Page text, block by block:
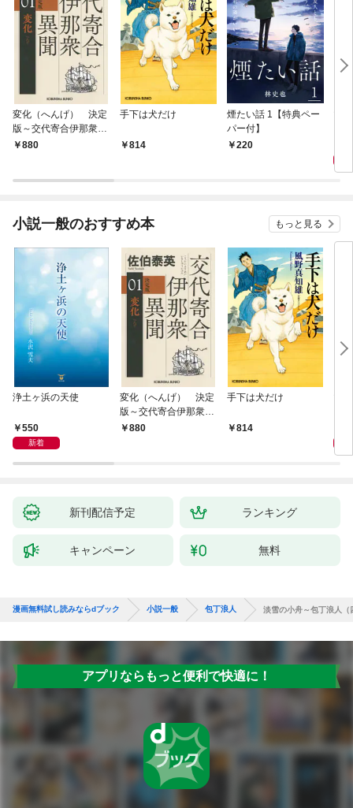
変化（へんげ） 決定
版～交代寄合伊那衆異
聞（1）～
880
手下は犬だけ
814
煙たい話 1【特典ペー
パー付】
220
小説一般のおすすめ本 もっと見る
浄土ヶ浜の天使
550
新着
変化（へんげ） 決定
版～交代寄合伊那衆異
聞（1）～
880
手下は犬だけ
814
新刊配信予定 ランキング
キャンペーン 無料
漫画無料試し読みならdブック 小説一般 包丁浪人 淡雪の小舟～包丁浪人（
アプリならもっと便利で快適に！